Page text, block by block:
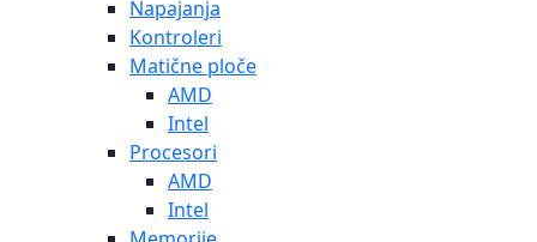
Napajanja
Kontroleri
Matične ploče
AMD
Intel
Procesori
AMD
Intel